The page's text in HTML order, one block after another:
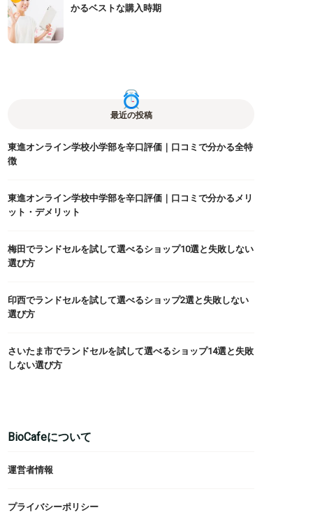
かるベストな購入時期
最近の投稿
東進オンライン学校小学部を辛口評価｜口コミで分かる全特
徴
東進オンライン学校中学部を辛口評価｜口コミで分かるメリ
ット・デメリット
梅田でランドセルを試して選べるショップ10選と失敗しない
選び方
印西でランドセルを試して選べるショップ2選と失敗しない
選び方
さいたま市でランドセルを試して選べるショップ14選と失敗
しない選び方
BioCafeについて
運営者情報
プライバシーポリシー